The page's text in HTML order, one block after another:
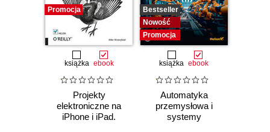
Promocja
książka ebook
Projekty
elektroniczne na
iPhone i iPad.
Bestseller
Nowość
Promocja
książka ebook
Automatyka
przemysłowa i
systemy